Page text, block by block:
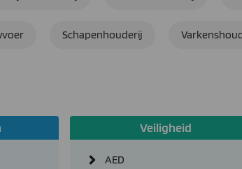
Schapenhouderij
Veiligheid
AED